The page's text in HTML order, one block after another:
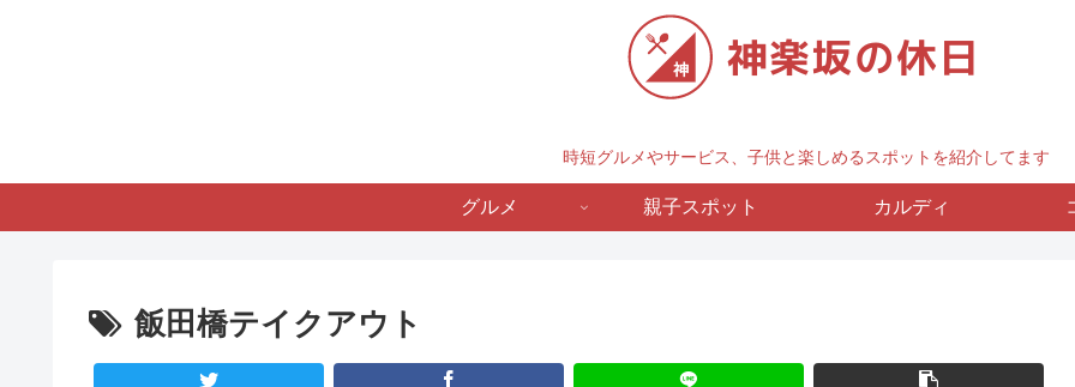
時短グルメやサービス、子供と楽しめるスポットを紹介してます
グルメ 親子スポット カルディ
飯田橋テイクアウト